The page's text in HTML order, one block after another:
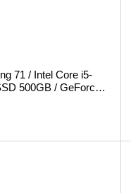
71 / Intel Core i5-
500GB / GeForce